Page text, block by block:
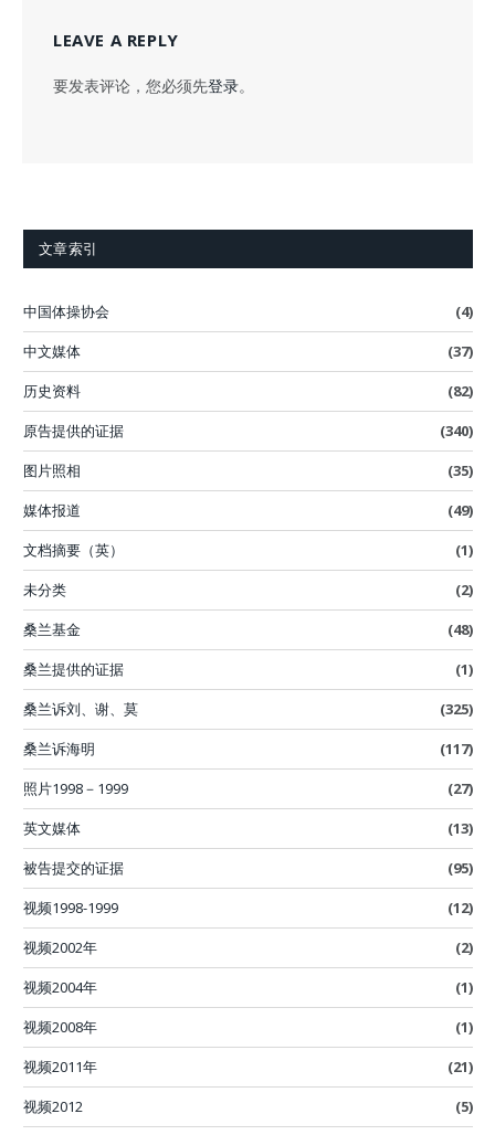
LEAVE A REPLY
要发表评论，您必须先登录。
文章索引
中国体操协会
(4)
中文媒体
(37)
历史资料
(82)
原告提供的证据
(340)
图片照相
(35)
媒体报道
(49)
文档摘要（英）
(1)
未分类
(2)
桑兰基金
(48)
桑兰提供的证据
(1)
桑兰诉刘、谢、莫
(325)
桑兰诉海明
(117)
照片1998－1999
(27)
英文媒体
(13)
被告提交的证据
(95)
视频1998-1999
(12)
视频2002年
(2)
视频2004年
(1)
视频2008年
(1)
视频2011年
(21)
视频2012
(5)